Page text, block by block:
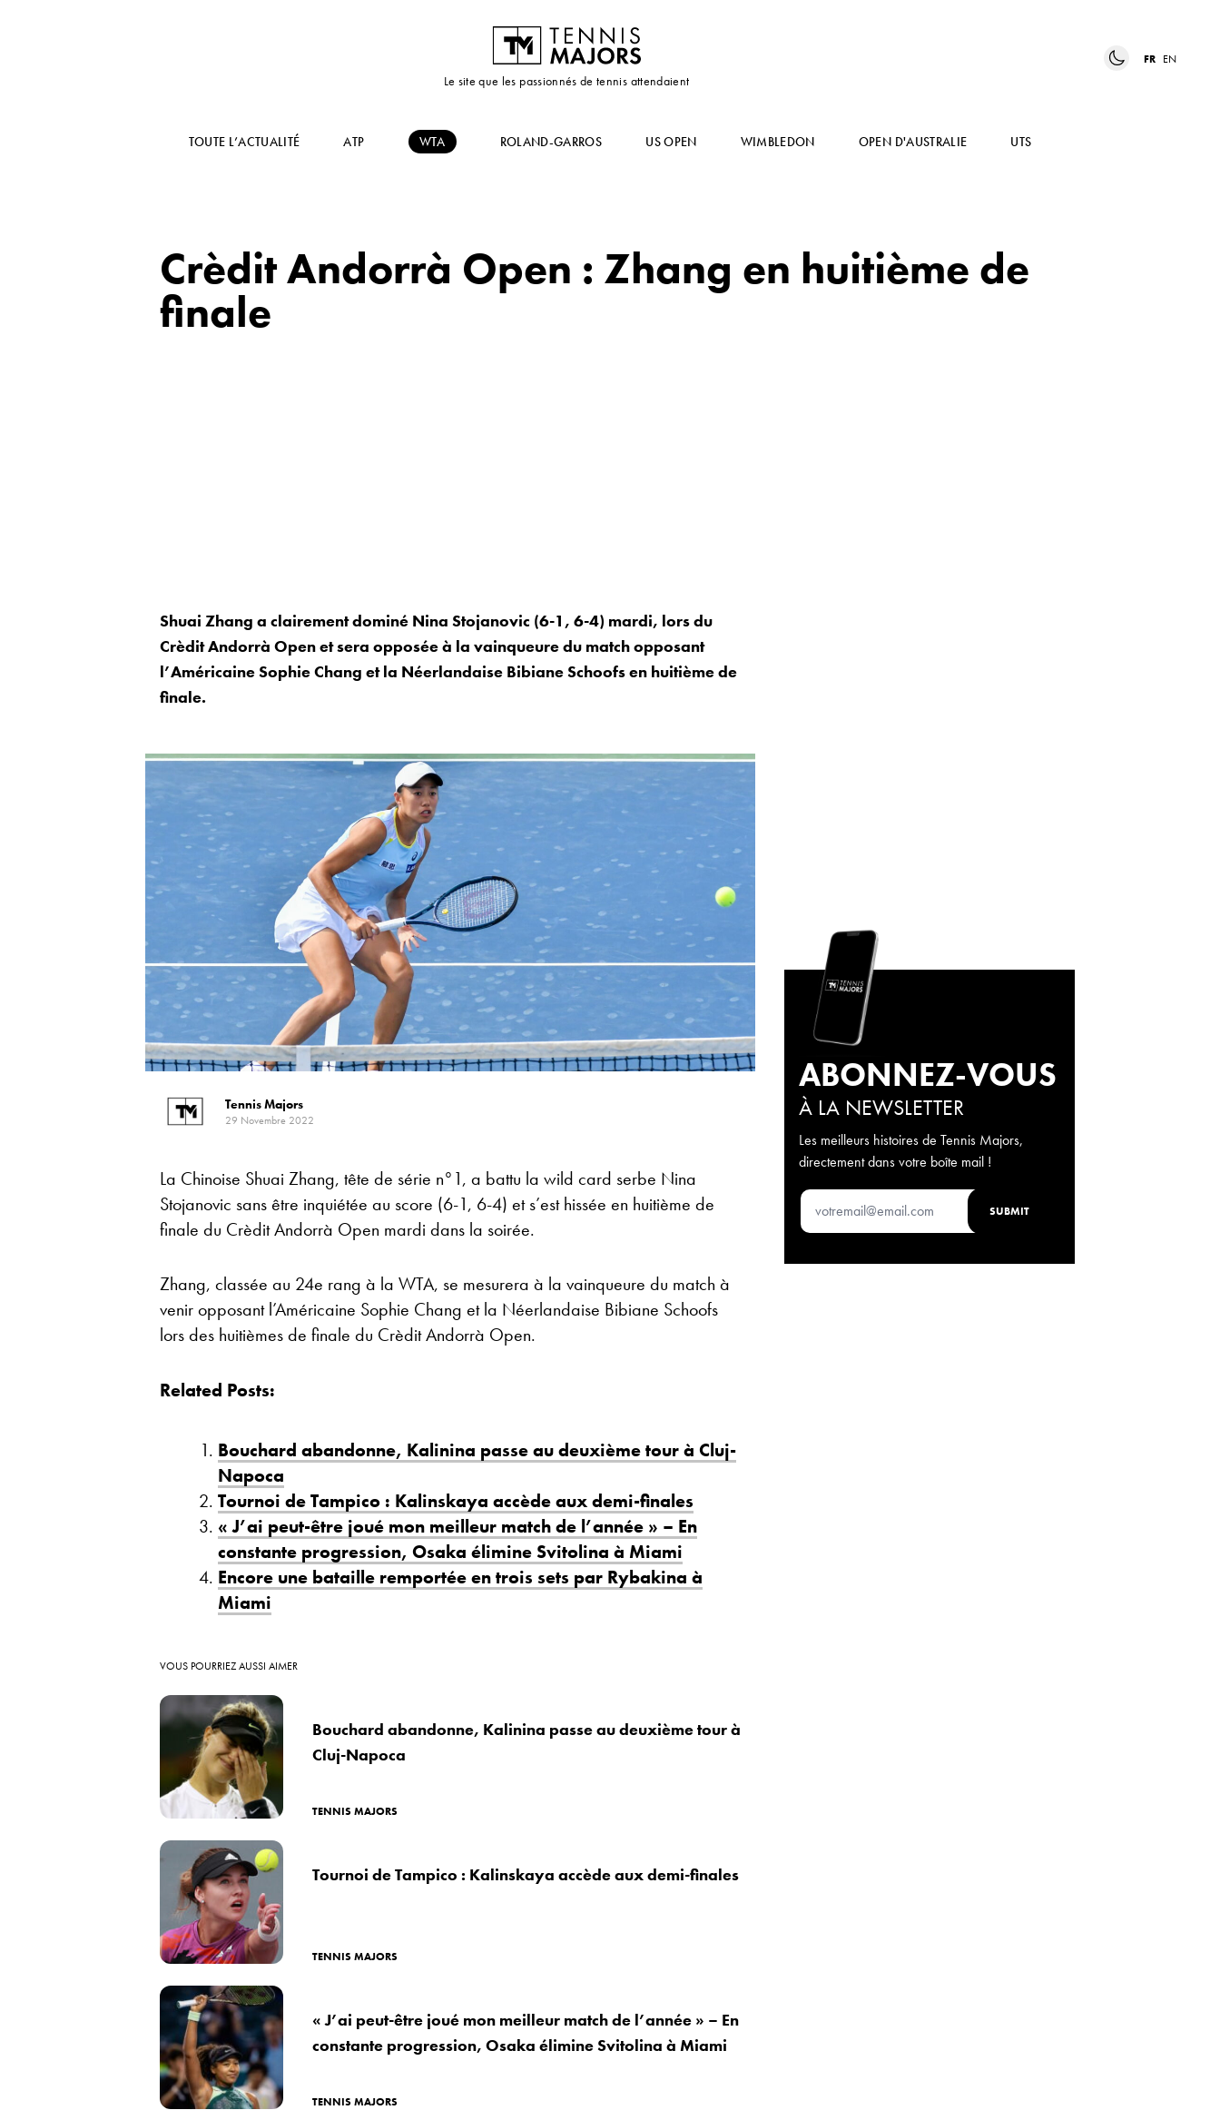
Le site que les passionnés de tennis attendaient
FR EN
TOUTE L’ACTUALITÉ ATP WTA ROLAND-GARROS US OPEN WIMBLEDON OPEN D'AUSTRALIE UTS
Crèdit Andorrà Open : Zhang en huitième de
finale
Shuai Zhang a clairement dominé Nina Stojanovic (6-1, 6-4) mardi, lors du
Crèdit Andorrà Open et sera opposée à la vainqueure du match opposant
l’Américaine Sophie Chang et la Néerlandaise Bibiane Schoofs en huitième de
finale.
Tennis Majors
29 Novembre 2022
La Chinoise Shuai Zhang, tête de série n°1, a battu la wild card serbe Nina
Stojanovic sans être inquiétée au score (6-1, 6-4) et s’est hissée en huitième de
finale du Crèdit Andorrà Open mardi dans la soirée.
Zhang, classée au 24e rang à la WTA, se mesurera à la vainqueure du match à
venir opposant l’Américaine Sophie Chang et la Néerlandaise Bibiane Schoofs
lors des huitièmes de finale du Crèdit Andorrà Open.
Related Posts:
Bouchard abandonne, Kalinina passe au deuxième tour à Cluj-
Napoca
Tournoi de Tampico : Kalinskaya accède aux demi-finales
« J’ai peut-être joué mon meilleur match de l’année » – En
constante progression, Osaka élimine Svitolina à Miami
Encore une bataille remportée en trois sets par Rybakina à
Miami
VOUS POURRIEZ AUSSI AIMER
Bouchard abandonne, Kalinina passe au deuxième tour à
Cluj-Napoca
TENNIS MAJORS
Tournoi de Tampico : Kalinskaya accède aux demi-finales
TENNIS MAJORS
« J’ai peut-être joué mon meilleur match de l’année » – En
constante progression, Osaka élimine Svitolina à Miami
TENNIS MAJORS
ABONNEZ-VOUS
À LA NEWSLETTER
Les meilleurs histoires de Tennis Majors,
directement dans votre boîte mail !